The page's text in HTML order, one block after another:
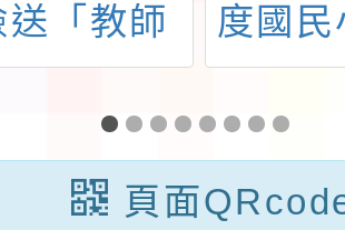
送「教師
則」發布
及修正條
各1份
度國
兒園
聘積
內介
頁面